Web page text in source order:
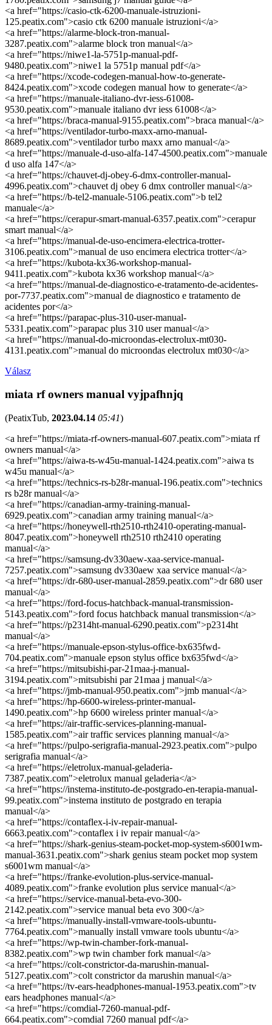
<a href="https://casio-ctk-6200-manuale-istruzioni-
125.peatix.com">casio ctk 6200 manuale istruzioni</a>
<a href="https://alarme-block-tron-manual-
3287.peatix.com">alarme block tron manual</a>
<a href="https://niwe1-la-5751p-manual-pdf-
9480.peatix.com">niwe1 la 5751p manual pdf</a>
<a href="https://xcode-codegen-manual-how-to-generate-
8424.peatix.com">xcode codegen manual how to generate</a>
<a href="https://manuale-italiano-dvr-iess-61008-
9530.peatix.com">manuale italiano dvr iess 61008</a>
<a href="https://braca-manual-9155.peatix.com">braca manual</a>
<a href="https://ventilador-turbo-maxx-arno-manual-
8689.peatix.com">ventilador turbo maxx arno manual</a>
<a href="https://manuale-d-uso-alfa-147-4500.peatix.com">manuale
d uso alfa 147</a>
<a href="https://chauvet-dj-obey-6-dmx-controller-manual-
4996.peatix.com">chauvet dj obey 6 dmx controller manual</a>
<a href="https://b-tel2-manuale-5106.peatix.com">b tel2
manuale</a>
<a href="https://cerapur-smart-manual-6357.peatix.com">cerapur
smart manual</a>
<a href="https://manual-de-uso-encimera-electrica-trotter-
3106.peatix.com">manual de uso encimera electrica trotter</a>
<a href="https://kubota-kx36-workshop-manual-
9411.peatix.com">kubota kx36 workshop manual</a>
<a href="https://manual-de-diagnostico-e-tratamento-de-acidentes-
por-7737.peatix.com">manual de diagnostico e tratamento de
acidentes por</a>
<a href="https://parapac-plus-310-user-manual-
5331.peatix.com">parapac plus 310 user manual</a>
<a href="https://manual-do-microondas-electrolux-mt030-
4131.peatix.com">manual do microondas electrolux mt030</a>
Válasz
miata rf owners manual vyjpafhnjq
(PeatixTub, 2023.04.14 05:41)
<a href="https://miata-rf-owners-manual-607.peatix.com">miata rf
owners manual</a>
<a href="https://aiwa-ts-w45u-manual-1424.peatix.com">aiwa ts
w45u manual</a>
<a href="https://technics-rs-b28r-manual-196.peatix.com">technics
rs b28r manual</a>
<a href="https://canadian-army-training-manual-
6929.peatix.com">canadian army training manual</a>
<a href="https://honeywell-rth2510-rth2410-operating-manual-
8047.peatix.com">honeywell rth2510 rth2410 operating
manual</a>
<a href="https://samsung-dv330aew-xaa-service-manual-
7257.peatix.com">samsung dv330aew xaa service manual</a>
<a href="https://dr-680-user-manual-2859.peatix.com">dr 680 user
manual</a>
<a href="https://ford-focus-hatchback-manual-transmission-
5143.peatix.com">ford focus hatchback manual transmission</a>
<a href="https://p2314ht-manual-6290.peatix.com">p2314ht
manual</a>
<a href="https://manuale-epson-stylus-office-bx635fwd-
704.peatix.com">manuale epson stylus office bx635fwd</a>
<a href="https://mitsubishi-par-21maa-j-manual-
3194.peatix.com">mitsubishi par 21maa j manual</a>
<a href="https://jmb-manual-950.peatix.com">jmb manual</a>
<a href="https://hp-6600-wireless-printer-manual-
1490.peatix.com">hp 6600 wireless printer manual</a>
<a href="https://air-traffic-services-planning-manual-
1585.peatix.com">air traffic services planning manual</a>
<a href="https://pulpo-serigrafia-manual-2923.peatix.com">pulpo
serigrafia manual</a>
<a href="https://eletrolux-manual-geladeria-
7387.peatix.com">eletrolux manual geladeria</a>
<a href="https://instema-instituto-de-postgrado-en-terapia-manual-
99.peatix.com">instema instituto de postgrado en terapia
manual</a>
<a href="https://contaflex-i-iv-repair-manual-
6663.peatix.com">contaflex i iv repair manual</a>
<a href="https://shark-genius-steam-pocket-mop-system-s6001wm-
manual-3631.peatix.com">shark genius steam pocket mop system
s6001wm manual</a>
<a href="https://franke-evolution-plus-service-manual-
4089.peatix.com">franke evolution plus service manual</a>
<a href="https://service-manual-beta-evo-300-
2142.peatix.com">service manual beta evo 300</a>
<a href="https://manually-install-vmware-tools-ubuntu-
7764.peatix.com">manually install vmware tools ubuntu</a>
<a href="https://wp-twin-chamber-fork-manual-
8382.peatix.com">wp twin chamber fork manual</a>
<a href="https://colt-constrictor-da-marushin-manual-
5127.peatix.com">colt constrictor da marushin manual</a>
<a href="https://tv-ears-headphones-manual-1953.peatix.com">tv
ears headphones manual</a>
<a href="https://comdial-7260-manual-pdf-
664.peatix.com">comdial 7260 manual pdf</a>